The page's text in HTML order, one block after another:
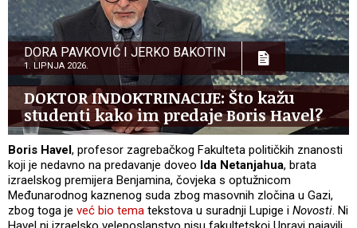
DORA PAVKOVIĆ I JERKO BAKOTIN
1. LIPNJA 2026.
DOKTOR INDOKTRINACIJE: Što kažu
studenti kako im predaje Boris Havel?
Boris Havel, profesor zagrebačkog Fakulteta političkih znanosti
koji je nedavno na predavanje doveo Ida Netanjahua, brata
izraelskog premijera Benjamina, čovjeka s optužnicom
Međunarodnog kaznenog suda zbog masovnih zločina u Gazi,
zbog toga je već bio tema tekstova u suradnji Lupige i Novosti. Ni